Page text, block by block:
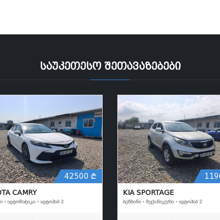
საუკეთესო შეთავაზებები
42500
CAMRY
• ᲐᲕᲢᲝᲛᲐᲢᲘᲙᲐ • ᲐᲕᲢᲝᲰᲐᲑ 2
KIA SPORTAGE
ᲑᲔᲜᲖᲘᲜᲘ • ᲛᲔᲥᲐᲜᲘᲙᲣᲠᲘ • ᲐᲕᲢᲝᲰᲐᲑ 2